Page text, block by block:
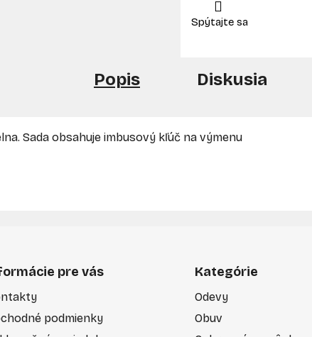
Popis Diskusia
Sada obsahuje imbusový kľúč na výmenu
pre vás
podmienky
Kategórie
Odevy
Obuv